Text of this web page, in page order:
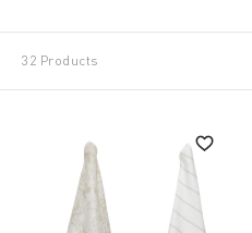
32 Products